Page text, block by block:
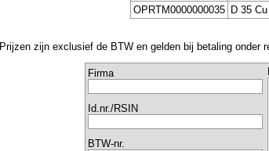
OPRTM0000000035 D 35 Cu
Prijzen zijn exclusief de BTW en gelden bij betaling onder
Firma
Id.nr./RSIN
BTW-nr.